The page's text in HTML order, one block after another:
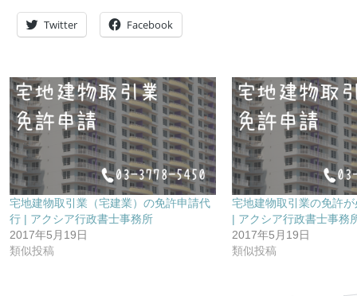
Twitter Facebook
宅地建物取引業（宅建業）の免許申請代
行 | アクシア行政書士事務所
2017年5月19日
類似投稿
宅地建物取引業の免許
| アクシア行政書士事務
2017年5月19日
類似投稿